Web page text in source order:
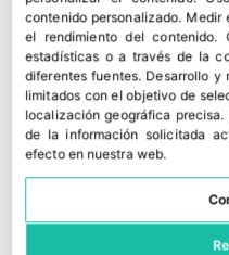
contenido personalizado. Medir
el rendimiento del contenido.
estadísticas o a través de la
diferentes fuentes. Desarrollo y
limitados con el objetivo de
localización geográfica precisa.
de la información solicitada
efecto en nuestra web.